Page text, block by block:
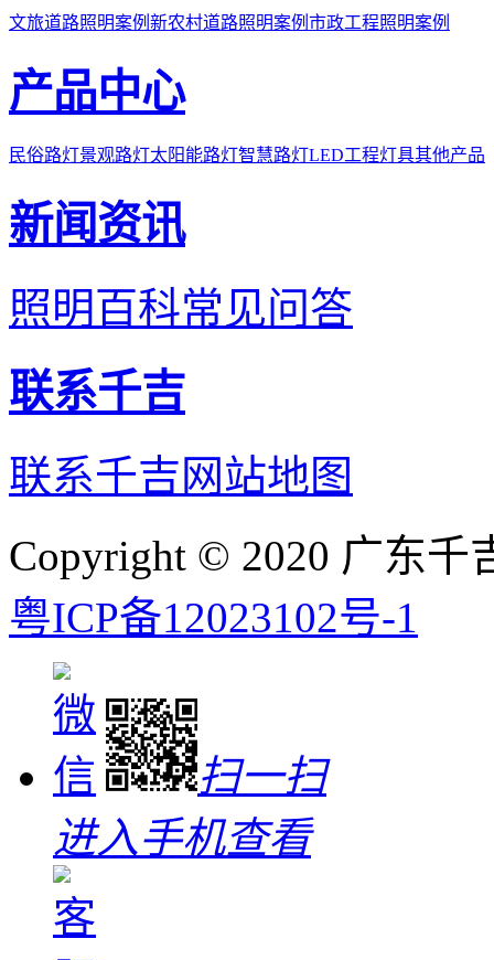
文旅道路照明案例 新农村道路照明案例 市政工程照明案例
产品中心
民俗路灯景观路灯太阳能路灯智慧路灯LED工程灯具其他产品
新闻资讯
照明百科常见问答
联系千吉
联系千吉网站地图
Copyright © 2020 广东
粤ICP备12023102号-1
扫一扫
进入手机查看